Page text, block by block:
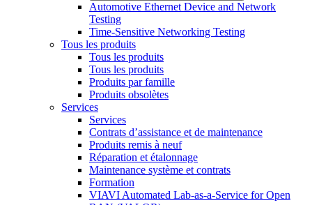
Automotive Ethernet Device and Network
Testing
Time-Sensitive Networking Testing
Tous les produits
Tous les produits
Tous les produits
Produits par famille
Produits obsolètes
Services
Services
Contrats d’assistance et de maintenance
Produits remis à neuf
Réparation et étalonnage
Maintenance système et contrats
Formation
VIAVI Automated Lab-as-a-Service for Open